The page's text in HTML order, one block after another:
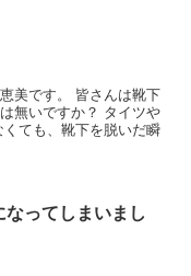
美です。 皆さんは靴下
無いですか？ タイツや
ても、靴下を脱いだ瞬
なってしまいまし